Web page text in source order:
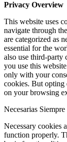
Privacy Overview
This website uses
navigate through
are categorized as
essential for the
also use third-party
you use this
only with your
cookies. But opting
on your browsing
Necesarias
Necessary cookies
function properly.